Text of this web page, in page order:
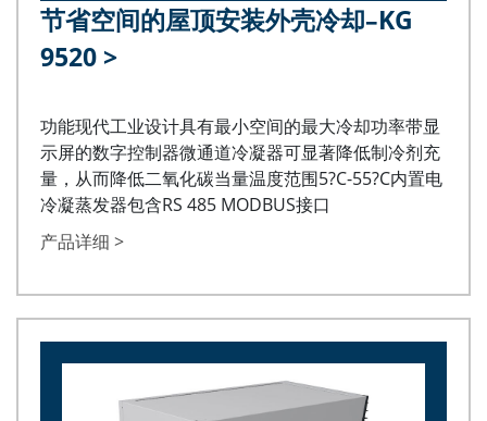
节省空间的屋顶安装外壳冷却–KG
9520 >
功能现代工业设计具有最小空间的最大冷却功率带显
示屏的数字控制器微通道冷凝器可显著降低制冷剂充
量，从而降低二氧化碳当量温度范围5?C-55?C内置电
冷凝蒸发器包含RS 485 MODBUS接口
产品详细 >